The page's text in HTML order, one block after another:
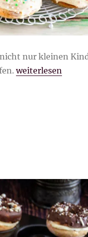
nur kleinen
„Bunte Orangen-
weiterlesen